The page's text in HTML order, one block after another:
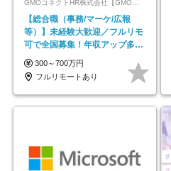
GMOコネクトHR株式会社【GMOインターネットグループ】
【総合職（事務/マーケ/広報
等）】未経験大歓迎／フルリモ
可で全国募集！年収アップ多数
★年休最大130日★
300～700万円
フルリモートあり